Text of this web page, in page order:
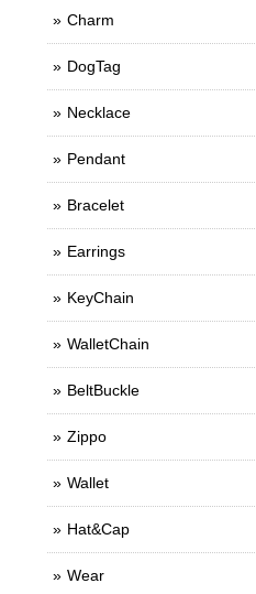
Charm
DogTag
Necklace
Pendant
Bracelet
Earrings
KeyChain
WalletChain
BeltBuckle
Zippo
Wallet
Hat&Cap
Wear